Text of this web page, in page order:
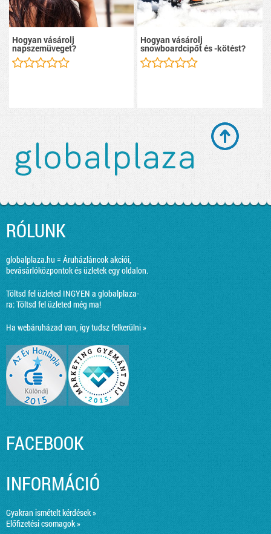
Hogyan vásárolj
napszemüveget?
Hogyan vásárolj
snowboardcipőt és -kötést?
RÓLUNK
globalplaza.hu = Áruházláncok akciói,
bevásárlóközpontok és üzletek egy oldalon.
Töltsd fel üzleted INGYEN a globalplaza-
ra:Töltsd fel üzleted még ma!
Ha webáruházad van, így tudsz felkerülni »
FACEBOOK
INFORMÁCIÓ
Gyakran ismételt kérdések »
Előfizetési csomagok »